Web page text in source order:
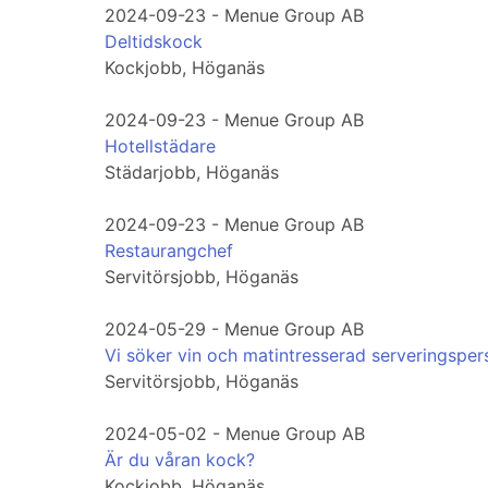
2024-09-23 - Menue Group AB
Deltidskock
Kockjobb, Höganäs
2024-09-23 - Menue Group AB
Hotellstädare
Städarjobb, Höganäs
2024-09-23 - Menue Group AB
Restaurangchef
Servitörsjobb, Höganäs
2024-05-29 - Menue Group AB
Vi söker vin och matintresserad
Servitörsjobb, Höganäs
2024-05-02 - Menue Group AB
Är du våran kock?